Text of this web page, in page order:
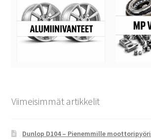
Viimeisimmät artikkelit
Dunlop D104 – Pienemmille